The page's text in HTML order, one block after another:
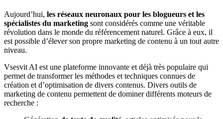
Aujourd’hui, les réseaux neuronaux pour les blogueurs et les
spécialistes du marketing sont considérés comme une véritable
révolution dans le monde du référencement naturel. Grâce à eux, il
est possible d’élever son propre marketing de contenu à un tout autre
niveau.
Vsesvit AI est une plateforme innovante et déjà très populaire qui
permet de transformer les méthodes et techniques connues de
création et d’optimisation de divers contenus. Divers outils de
marketing de contenu permettent de dominer différents moteurs de
recherche :